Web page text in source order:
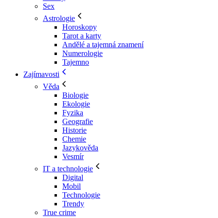
Sex
Astrologie
Horoskopy
Tarot a karty
Andělé a tajemná znamení
Numerologie
Tajemno
Zajímavosti
Věda
Biologie
Ekologie
Fyzika
Geografie
Historie
Chemie
Jazykověda
Vesmír
IT a technologie
Digital
Mobil
Technologie
Trendy
True crime